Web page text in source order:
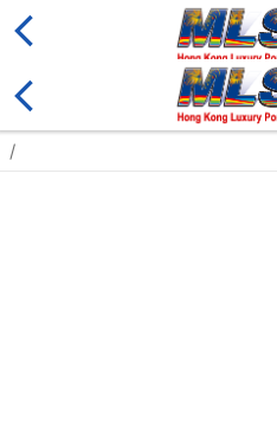
售盤